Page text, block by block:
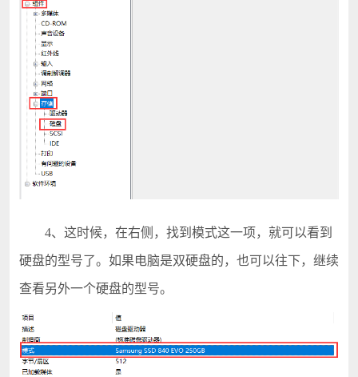
4、这时候，在右侧，找到模式这一项，就可以看到
硬盘的型号了。如果电脑是双硬盘的，也可以往下，继续
查看另外一个硬盘的型号。